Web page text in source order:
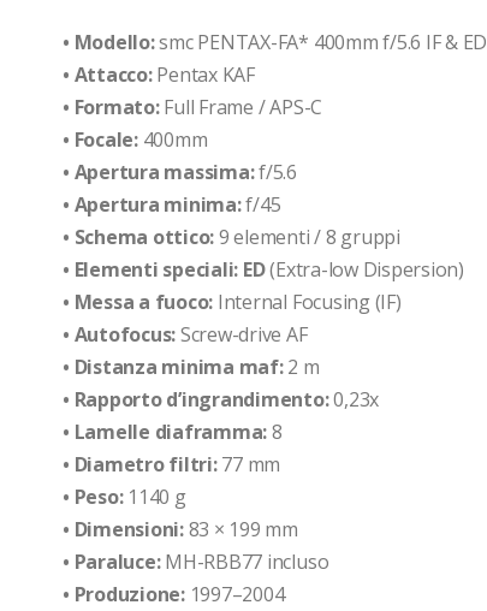
• Modello:smc PENTAX-FA* 400mm f/5.6 IF & ED
• Attacco:Pentax KAF
• Formato:Full Frame / APS-C
• Focale:400mm
• Apertura massima:f/5.6
• Apertura minima:f/45
• Schema ottico:9 elementi / 8 gruppi
• Elementi speciali: ED(Extra-low Dispersion)
• Messa a fuoco: Internal Focusing (IF)
• Autofocus:Screw-drive AF
• Distanza minima maf:2 m
• Rapporto d’ingrandimento:0,23x
• Lamelle diaframma:8
• Diametro filtri:77 mm
• Peso:1140 g
• Dimensioni:83 × 199 mm
• Paraluce:MH-RBB77 incluso
• Produzione:1997–2004